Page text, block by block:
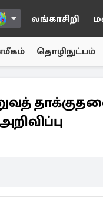
லங்காசிறி
தொழிநுட்பம்